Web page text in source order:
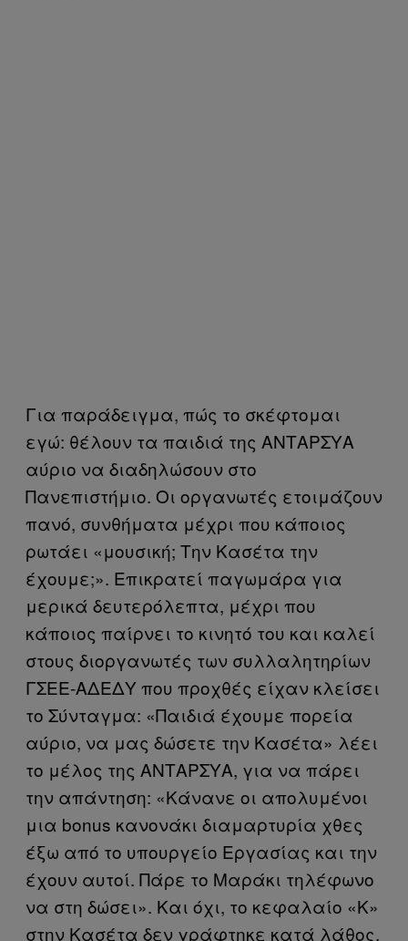
Για παράδειγμα, πώς το σκέφτομαι
εγώ: θέλουν τα παιδιά της ΑΝΤΑΡΣΥΑ
αύριο να διαδηλώσουν στο
Πανεπιστήμιο. Οι οργανωτές ετοιμάζουν
πανό, συνθήματα μέχρι που κάποιος
ρωτάει «μουσική; Την Kασέτα την
έχουμε;». Επικρατεί παγωμάρα για
μερικά δευτερόλεπτα, μέχρι που
κάποιος παίρνει το κινητό του και καλεί
στους διοργανωτές των συλλαλητηρίων
ΓΣΕΕ-ΑΔΕΔΥ που προχθές είχαν κλείσει
το Σύνταγμα: «Παιδιά έχουμε πορεία
αύριο, να μας δώσετε την Kασέτα» λέει
το μέλος της ΑΝΤΑΡΣΥΑ, για να πάρει
την απάντηση: «Κάνανε οι απολυμένοι
μια bonus κανονάκι διαμαρτυρία χθες
έξω από το υπουργείο Εργασίας και την
έχουν αυτοί. Πάρε το Μαράκι τηλέφωνο
να στη δώσει». Και όχι, το κεφαλαίο «Κ»
στην Κασέτα δεν γράφτηκε κατά λάθος.